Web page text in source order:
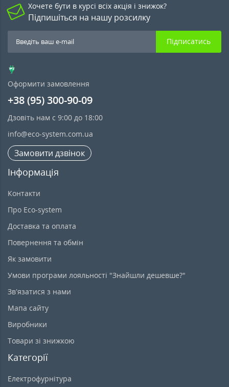
Хочете бути в курсі всіх акція і знижок?
Підпишіться на нашу розсилку
Підписатись
Оформити замовлення
+38 (95) 300-90-09
Дзовіть нам с 9:00 до 18:00
info@eco-system.com.ua
Замовити дзвінок
Інформація
Контакти
Про Eco-system
Доставка та оплата
Повернення та обмін
Як замовити
Умови програми лояльності "Знайшли дешевше?"
Зв’язатися з нами
Мапа сайту
Виробники
Товари зі знижкою
Категорії
Електрофурнітура